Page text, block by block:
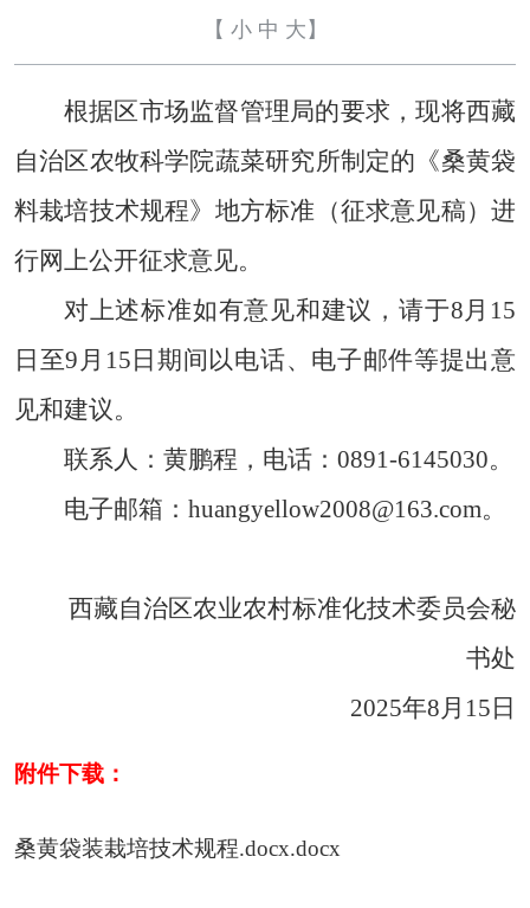
【 小 中 大 】
根据区市场监督管理局的要求，现将西藏
自治区农牧科学院蔬菜研究所制定的《桑黄袋
料栽培技术规程》地方标准（征求意见稿）进
行网上公开征求意见。
对上述标准如有意见和建议，请于8月15
日至9月15日期间以电话、电子邮件等提出意
见和建议。
联系人：黄鹏程，电话： 0891-6145030。
电子邮箱： huangyellow2008@163.com。
西藏自治区农业农村标准化技术委员会秘
书处
2025年8月15日
附件下载：
桑黄袋装栽培技术规程.docx.docx